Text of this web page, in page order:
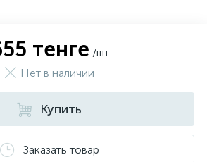
тенге /шт
Нет в наличии
Купить
Заказать товар